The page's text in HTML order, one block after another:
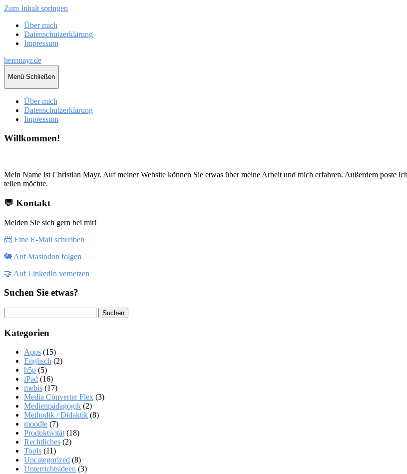
Zum Inhalt springen
Über mich
Datenschutzerklärung
Impressum
herrmayr.de
Menü Schließen
Über mich
Datenschutzerklärung
Impressum
Willkommen!
Mein Name ist Christian Mayr. Auf meiner Website können Sie etwas über meine Arbeit und mich erfahren. Außerdem poste
teilen möchte.
💬 Kontakt
Melden Sie sich gern bei mir!
📨 Eine E-Mail schreiben
🐘 Auf Mastodon folgen
🤝 Auf LinkedIn vernetzen
Suchen Sie etwas?
nach:
Kategorien
Apps (15)
Englisch (2)
h5p (5)
iPad (16)
mebis (17)
Media Converter Flex (3)
Medienpädagogik (2)
Methodik / Didaktik (8)
moodle (7)
Produktivität(18)
Rechtliches (2)
Tools (11)
Uncategorized (8)
Unterrichtsideen (3)